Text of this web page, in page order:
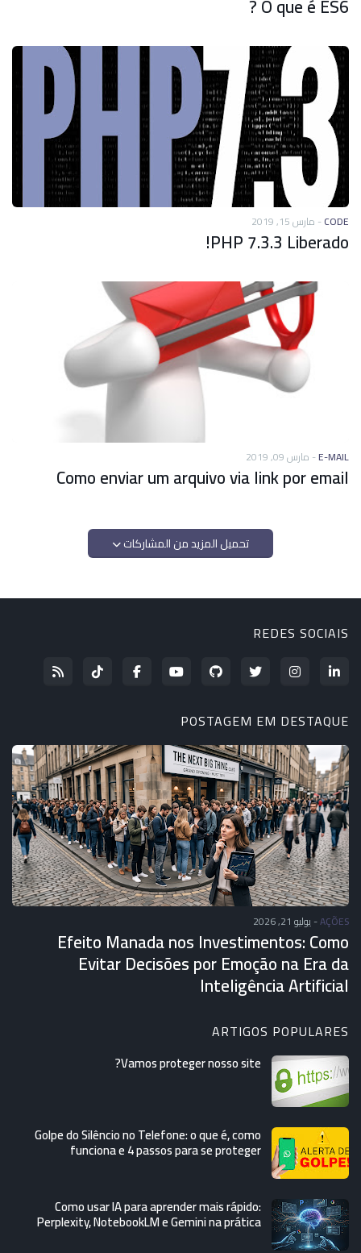
O que é ES6 ?
CODE
- مارس 15, 2019
PHP 7.3.3 Liberado!
E-MAIL
- مارس 09, 2019
Como enviar um arquivo via link por email
تحميل المزيد من المشاركات
REDES SOCIAIS
POSTAGEM EM DESTAQUE
AÇÕES
-يوليو 21, 2026
Efeito Manada nos Investimentos: Como
Evitar Decisões por Emoção na Era da
Inteligência Artificial
ARTIGOS POPULARES
Vamos proteger nosso site?
Golpe do Silêncio no Telefone: o que é, como
funciona e 4 passos para se proteger
Como usar IA para aprender mais rápido:
Perplexity, NotebookLM e Gemini na prática